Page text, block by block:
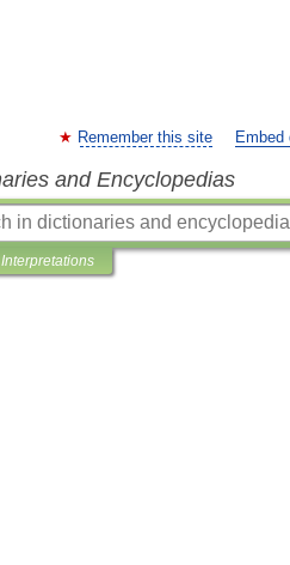
Remember this site Embed
and Encyclopedias
Interpretations